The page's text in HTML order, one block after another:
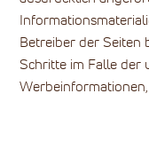
Betreiber der Seiten
Schritte im Falle der